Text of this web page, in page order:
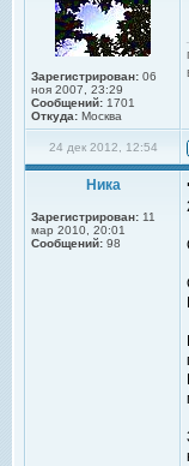
Зарегистрирован: 06
ноя 2007, 23:29
Сообщений: 1701
Откуда: Москва
24 дек 2012, 12:54
Ника
Зарегистрирован: 11
мар 2010, 20:01
Сообщений: 98